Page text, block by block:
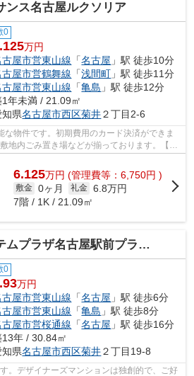
ンス名古屋ルクソリア
0
万円
古屋市営東山線 「名古屋 」駅 徒歩10分
古屋市営鶴舞線 「浅間町 」駅 徒歩11分
古屋市営東山線 「亀島 」駅 徒歩12分
1年未満 / 21.09㎡
知県名古屋市西区菊井２丁目2-6
物件です。初期費用のカード決済ができま
地内ごみ置き場などが揃っております。【完
が揃って...
6.125万円 (管理費等：6,750円 )
敷金 0ヶ月 礼金 6.8万円
7階 / 1K / 21.09㎡
プラザ名古屋駅前プライムタワー
0
万円
古屋市営東山線 「名古屋 」駅 徒歩6分
古屋市営東山線 「亀島 」駅 徒歩8分
古屋市営桜通線 「名古屋 」駅 徒歩16分
13年 / 30.84㎡
知県名古屋市西区菊井２丁目19-8
。デザイナーズマンションは独創的で、ご好